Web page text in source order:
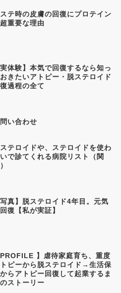
テ時の皮膚の回復にプロテイン
重要な理由
実体験】本気で回復するなら知っ
きたいアトピー・脱ステロイド
過程の全て
い合わせ
テロイドや、ステロイドを使わ
で診てくれる病院リスト（関
写真】脱ステロイド4年目。元気
復【私が実証】
PROFILE 】虐待家庭育ち、重度
ピーから脱ステロイド→生活保
らアトピー回復して起業するま
ストーリー